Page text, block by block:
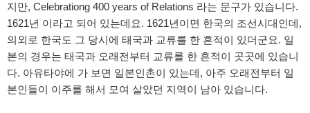
지만, Celebrationg 400 years of Relations 라는 문구가 있습니다.
1621년 이라고 되어 있는데요. 1621년이면 한국의 조선시대인데,
의외로 한국도 그 당시에 태국과 교류를 한 흔적이 있더군요. 일
본의 경우는 태국과 오래전부터 교류를 한 흔적이 곳곳에 있습니
다. 아유타야에 가 보면 일본인촌이 있는데, 아주 오래전부터 일
본인들이 이주를 해서 모여 살았던 지역이 남아 있습니다.